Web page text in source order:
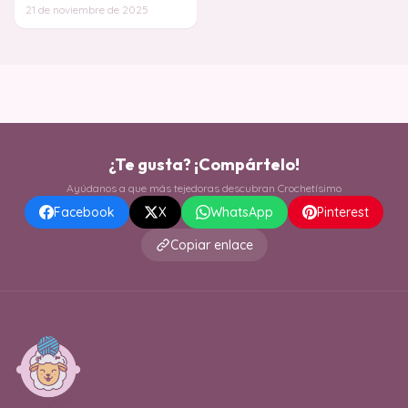
¡Dale vida a es
21 de noviembre de 2025
¿Te gusta? ¡Compártelo!
Ayúdanos a que más tejedoras descubran Crochetísimo
Facebook X WhatsApp
Pinterest
Copiar enlace